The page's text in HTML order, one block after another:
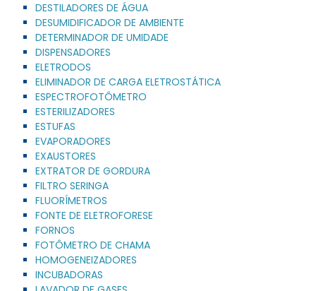
DESTILADORES DE ÁGUA
DESUMIDIFICADOR DE AMBIENTE
DETERMINADOR DE UMIDADE
DISPENSADORES
ELETRODOS
ELIMINADOR DE CARGA ELETROSTÁTICA
ESPECTROFOTÔMETRO
ESTERILIZADORES
ESTUFAS
EVAPORADORES
EXAUSTORES
EXTRATOR DE GORDURA
FILTRO SERINGA
FLUORÍMETROS
FONTE DE ELETROFORESE
FORNOS
FOTÔMETRO DE CHAMA
HOMOGENEIZADORES
INCUBADORAS